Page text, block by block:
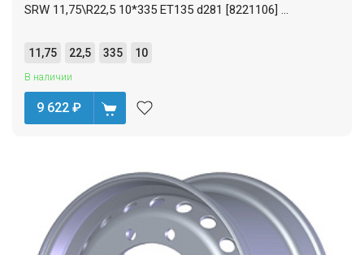
SRW 11,75\R22,5 10*335 ET135 d281 [8221106] ...
11,75 22,5 335 10
В наличии
9 622 ₽